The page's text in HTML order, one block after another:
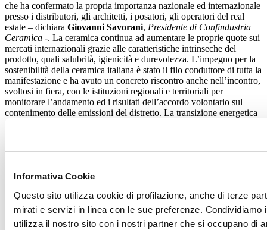
Informativa Cookie
Questo sito utilizza cookie di profilazione, anche di terze
mirati e servizi in linea con le sue preferenze.
utilizza il nostro sito con i nostri partner che si occupano di
che ha confermato la propria importanza nazionale ed internazionale
presso i distributori, gli architetti, i posatori, gli operatori del real
estate – dichiara Giovanni Savorani, Presidente di Confindustria
Ceramica -. La ceramica continua ad aumentare le proprie quote sui
mercati internazionali grazie alle caratteristiche intrinseche del
prodotto, quali salubrità, igienicità e durevolezza. L’impegno per la
sostenibilità della ceramica italiana è stato il filo conduttore di tutta la
manifestazione e ha avuto un concreto riscontro anche nell’incontro,
svoltosi in fiera, con le istituzioni regionali e territoriali per
monitorare l’andamento ed i risultati dell’accordo volontario sul
contenimento delle emissioni del distretto. La transizione energetica
guida delle Attività Promozionali e Fiere, ha così sintetizzato
l’ampio programma di eventi che ha caratterizzato questa edizione di
Cersaie. “Sono stati oltre 2.000 i partecipanti ai quattro incontri del